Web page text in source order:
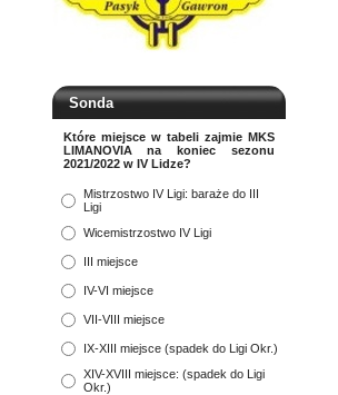
Sonda
Które miejsce w tabeli zajmie MKS
LIMANOVIA na koniec sezonu
2021/2022 w IV Lidze?
Mistrzostwo IV Ligi: baraże do III
Ligi
Wicemistrzostwo IV Ligi
III miejsce
IV-VI miejsce
VII-VIII miejsce
IX-XIII miejsce (spadek do Ligi Okr.)
XIV-XVIII miejsce: (spadek do Ligi
Okr.)